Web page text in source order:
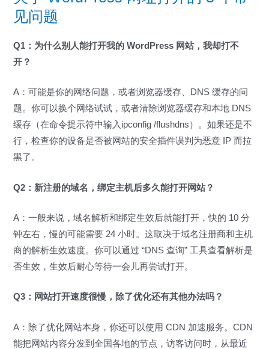
见问题
Q1：为什么别人能打开我的 WordPress 网站，我却打不
开？
A：可能是你的网络问题，或者浏览器缓存、DNS 缓存的问
题。你可以换个网络试试，或者清除浏览器缓存和本地 DNS
缓存（在命令提示符中输入ipconfig /flushdns）。如果还是不
行，检查你的设备是否被网站的安全插件误判为恶意 IP 而拉
黑了。
Q2：新注册的域名，绑定主机后多久能打开网站？
A：一般来说，域名解析和绑定生效后就能打开，快的 10 分
钟左右，慢的可能需要 24 小时。这取决于域名注册商和主机
商的解析生效速度。你可以通过 “DNS 查询” 工具查看解析是
否生效，生效后耐心等待一会儿再尝试打开。
Q3：网站打开速度很慢，除了优化还有其他办法吗？
A：除了优化网站本身，你还可以使用 CDN 加速服务。CDN
能把网站内容分发到全国各地的节点，访客访问时，从最近